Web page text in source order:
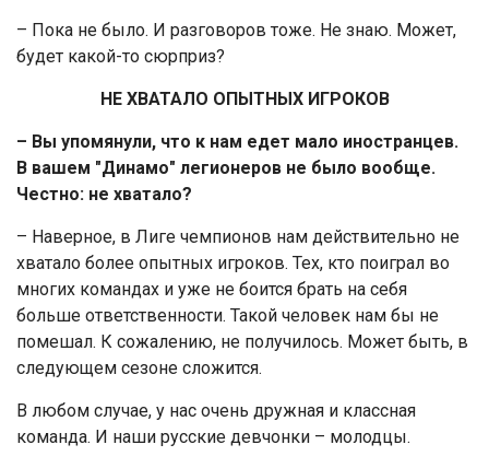
– Пока не было. И разговоров тоже. Не знаю. Может,
будет какой-то сюрприз?
НЕ ХВАТАЛО ОПЫТНЫХ ИГРОКОВ
– Вы упомянули, что к нам едет мало иностранцев.
В вашем "Динамо" легионеров не было вообще.
Честно: не хватало?
– Наверное, в Лиге чемпионов нам действительно не
хватало более опытных игроков. Тех, кто поиграл во
многих командах и уже не боится брать на себя
больше ответственности. Такой человек нам бы не
помешал. К сожалению, не получилось. Может быть, в
следующем сезоне сложится.
В любом случае, у нас очень дружная и классная
команда. И наши русские девчонки – молодцы.